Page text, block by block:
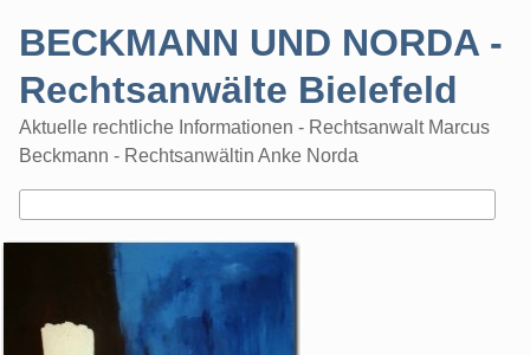
BECKMANN UND NORDA -
Rechtsanwälte Bielefeld
Aktuelle rechtliche Informationen - Rechtsanwalt Marcus
Beckmann - Rechtsanwältin Anke Norda